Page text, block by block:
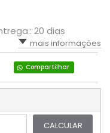
20 dias
mais informações
Compartilhar
CALCULAR